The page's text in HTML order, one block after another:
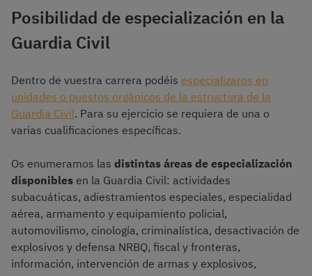
Posibilidad de especialización en la
Guardia Civil
Dentro de vuestra carrera podéis especializaros en
unidades o puestos orgánicos de la estructura de la
Guardia Civil. Para su ejercicio se requiera de una o
varias cualificaciones específicas.
Os enumeramos las distintas áreas de especialización
disponibles en la Guardia Civil: actividades
subacuáticas, adiestramientos especiales, especialidad
aérea, armamento y equipamiento policial,
automovilismo, cinología, criminalística, desactivación de
explosivos y defensa NRBQ, fiscal y fronteras,
información, intervención de armas y explosivos,